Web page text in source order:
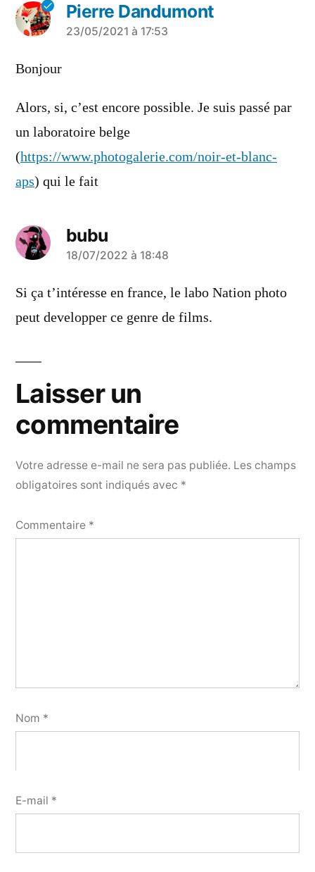
Pierre Dandumont
a
23/05/2021 à 17:53
Bonjour
Alors, si, c’est encore possible. Je suis passé par
un laboratoire belge
(https://www.photogalerie.com/noir-et-blanc-
aps) qui le fait
bubu
a
dit :
18/07/2022 à 18:48
Si ça t’intéresse en france, le labo Nation photo
peut developper ce genre de films.
Laisser un
commentaire
Votre adresse e-mail ne sera pas publiée. Les champs
obligatoires sont indiqués avec *
Commentaire *
Nom *
E-mail *